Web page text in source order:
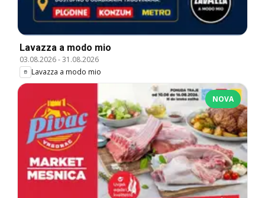
Lavazza a modo mio
03.08.2026-31.08.2026
Lavazza a modo mio
NOVA